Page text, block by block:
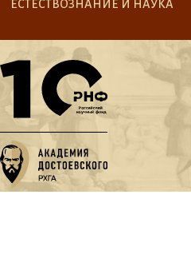
ЕСТЕСТВОЗНАНИЕ И НАУКА